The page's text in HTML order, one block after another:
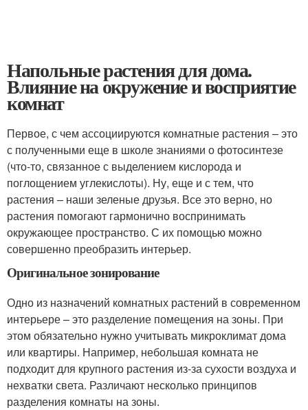
Напольные растения для дома.
Влияние на окружение и восприятие
комнат
Первое, с чем ассоциируются комнатные растения – это
с полученными еще в школе знаниями о фотосинтезе
(что-то, связанное с выделением кислорода и
поглощением углекислоты). Ну, еще и с тем, что
растения – наши зеленые друзья. Все это верно, но
растения помогают гармонично воспринимать
окружающее пространство. С их помощью можно
совершенно преобразить интерьер.
Оригинальное зонирование
Одно из назначений комнатных растений в современном
интерьере – это разделение помещения на зоны. При
этом обязательно нужно учитывать микроклимат дома
или квартиры. Например, небольшая комната не
подходит для крупного растения из-за сухости воздуха и
нехватки света. Различают несколько принципов
разделения комнаты на зоны.